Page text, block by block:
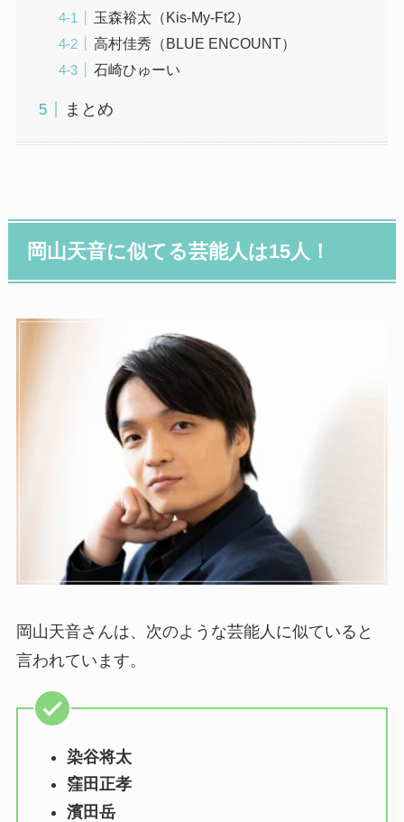
玉森裕太（Kis-My-Ft2）
高村佳秀（BLUE ENCOUNT）
石崎ひゅーい
まとめ
岡山天音に似てる芸能人は15人！
岡山天音さんは、次のような芸能人に似ていると
言われています。
染谷将太
窪田正孝
濱田岳